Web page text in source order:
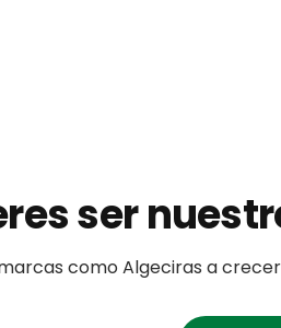
ser
como Algeciras a